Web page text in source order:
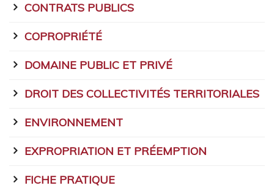
CONTRATS PUBLICS
COPROPRIÉTÉ
DOMAINE PUBLIC ET PRIVÉ
DROIT DES COLLECTIVITÉS TERRITORIALES
ENVIRONNEMENT
EXPROPRIATION ET PRÉEMPTION
FICHE PRATIQUE